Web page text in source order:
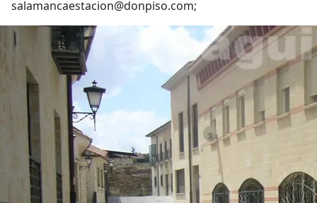
salamancaestacion@donpiso.com;